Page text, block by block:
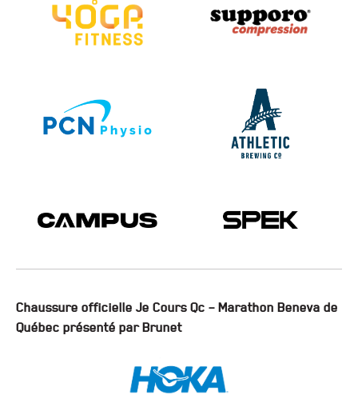
Chaussure officielle Je Cours Qc – Marathon Beneva de
Québec présenté par Brunet